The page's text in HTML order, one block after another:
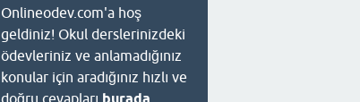
Onlineodev.com'a hoş
geldiniz! Okul derslerinizdeki
ödevleriniz ve anlamadığınız
konular için aradığınız hızlı ve
doğru cevapları